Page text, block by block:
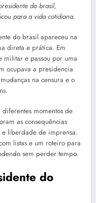
do brasil,
para a vida cotidiana.
do brasil apareceu na
direta e prática. Em
e passou por uma
ocupava a presidencia
na censura e o
momentos de
as consequências
e liberdade de imprensa.
listas e um roteiro para
sem perder tempo.
do